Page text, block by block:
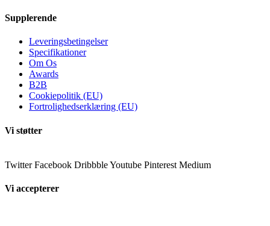
Supplerende
Leveringsbetingelser
Specifikationer
Om Os
Awards
B2B
Cookiepolitik (EU)
Fortrolighedserklæring (EU)
Vi støtter
Twitter Facebook DribbbleYoutube Pinterest Medium
Vi accepterer